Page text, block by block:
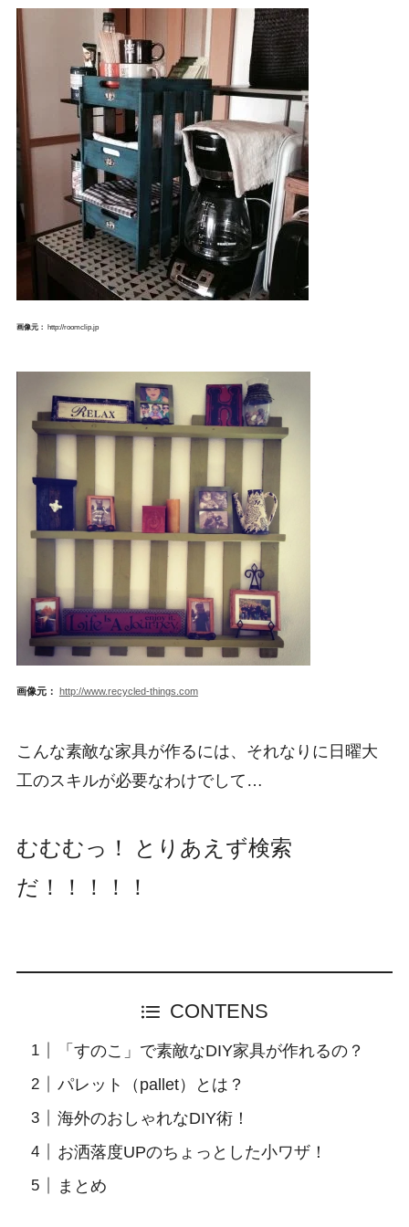
画像元： http://roomclip.jp
画像元： http://www.recycled-things.com
こんな素敵な家具が作るには、それなりに日曜大
工のスキルが必要なわけでして…
むむむっ！
とりあえず検索
だ！！！！！
CONTENS
「すのこ」で素敵なDIY家具が作れるの？
パレット（pallet）とは？
海外のおしゃれなDIY術！
お洒落度UPのちょっとした小ワザ！
まとめ